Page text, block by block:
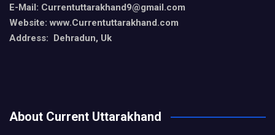
E-Mail: Currentuttarakhand9@gmail.com
Website: www.Currentuttarakhand.com
Address: Dehradun, Uk
About Current Uttarakhand